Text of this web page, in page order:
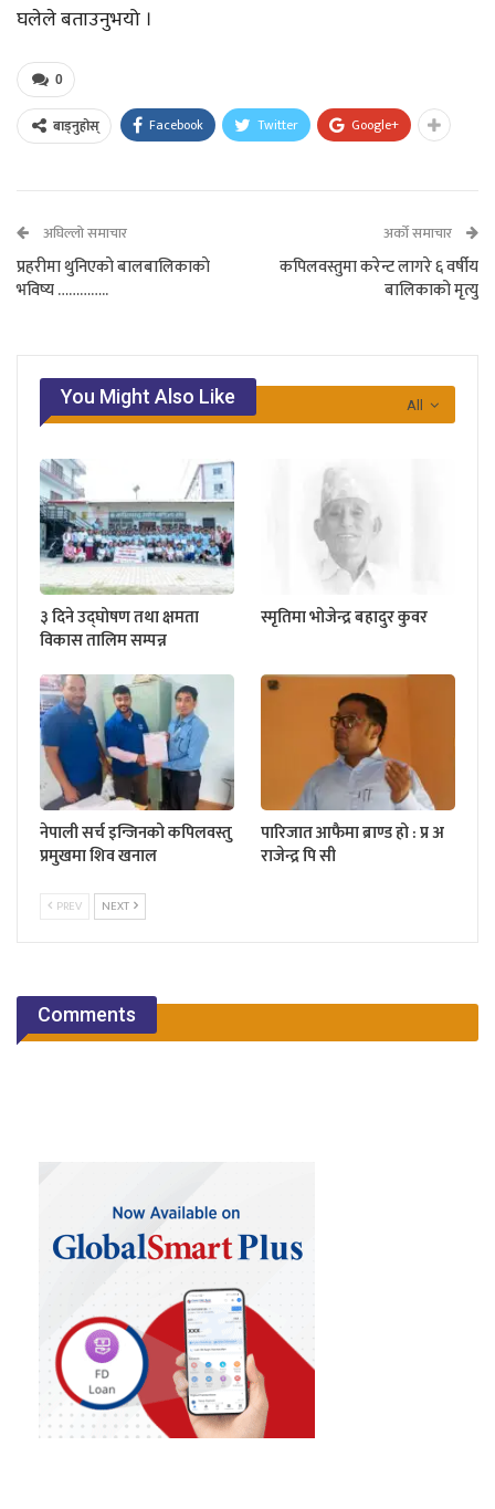
घलेले बताउनुभयो ।
0
बाड्नुहोस् Facebook Twitter Google+
अघिल्लो समाचार
प्रहरीमा थुनिएकाे बालबालिकाकाे
भविष्य …………..
अर्को समाचार
कपिलवस्तुमा करेन्ट लागरे ६ वर्षीय
बालिकाको मृत्यु
All
You Might Also Like
३ दिने उद्घोषण तथा क्षमता
विकास तालिम सम्पन्न
स्मृतिमा भोजेन्द्र बहादुर कुवर
नेपाली सर्च इन्जिनको कपिलवस्तु
प्रमुखमा शिव खनाल
पारिजात आफैमा ब्राण्ड हो : प्र अ
राजेन्द्र पि सी
PREV NEXT
Comments